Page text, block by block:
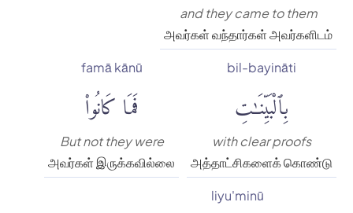
and they came to them
அவர்கள் வந்தார்கள் அவர்களிடம்
bil-bayināti
بِٱلْبَيِّنَٰتِ
with clear proofs
அத்தாட்சிகளைக் கொண்டு
famā kānū
فَمَا كَانُوا۟
But not they were
அவர்கள் இருக்கவில்லை
liyu'minū